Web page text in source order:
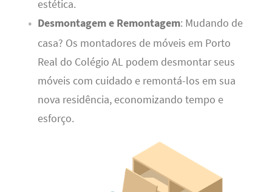
estética.
Desmontagem e Remontagem: Mudando de
casa? Os montadores de móveis em Porto
Real do Colégio AL podem desmontar seus
móveis com cuidado e remontá-los em sua
nova residência, economizando tempo e
esforço.